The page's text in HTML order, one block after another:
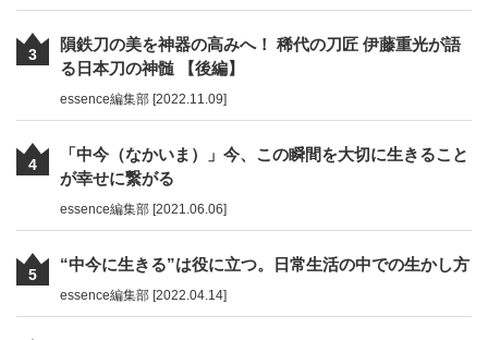
3
隕鉄刀の美を神器の高みへ！ 稀代の刀匠 伊藤重光が語
る日本刀の神髄 【後編】
essence編集部 [2022.11.09]
4
「中今（なかいま）」今、この瞬間を大切に生きること
が幸せに繋がる
essence編集部 [2021.06.06]
5
“中今に生きる”は役に立つ。日常生活の中での生かし方
essence編集部 [2022.04.14]